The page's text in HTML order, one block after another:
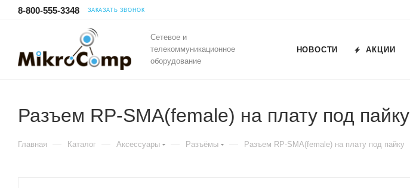
8-800-555-3348 ЗАКАЗАТЬ ЗВОНОК
Сетевое и
телекоммуникационное
оборудование
НОВОСТИ АКЦИИ
Разъем RP-SМА(female) на плату под пайку
Главная — Каталог — Аксессуары — Разъёмы — Разъем RP-SМА(female) на плату под пайку